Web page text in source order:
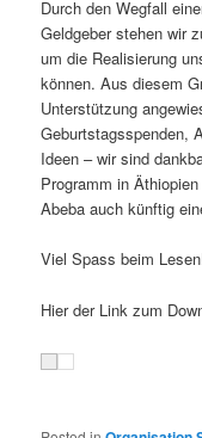
Durch den Wegfall
Geldgeber stehen wir
um die Realisierung
können. Aus diesem
Unterstützung
Geburtstagsspenden,
Ideen – wir sind
Programm in
Abeba auch künftig
Viel Spass beim
Hier der Link zum